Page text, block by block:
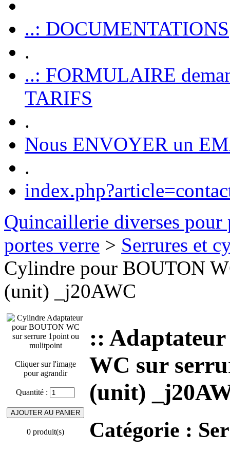
..: DOCUMENTATIONS
.
..: FORMULAIRE
TARIFS
.
Nous ENVOYER un
.
Quincaillerie diverses pour
portes verre > Serrures et
Cylindre pour BOUTON
(unit) _j20AWC
Cliquer sur l'image
pour agrandir
Quantité :
0 produit(s)
::
WC sur
(unit)
Catégorie :